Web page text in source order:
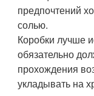
предпочтений
солью.
Коробки лучше
обязательно
прохождения
укладывать на